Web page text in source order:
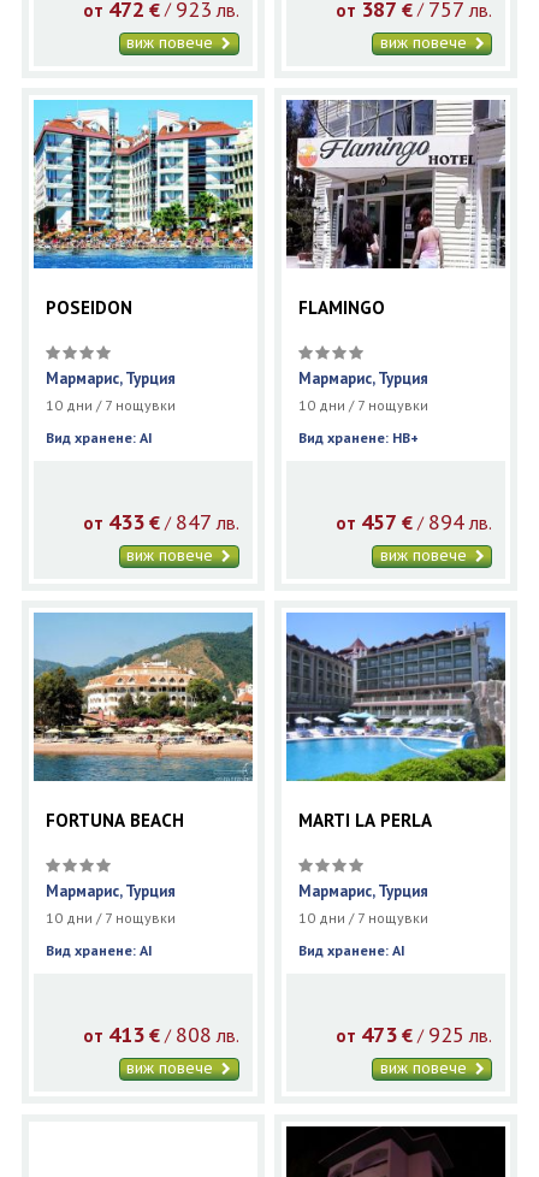
от 472 €/ 923 лв.
виж повече
от 387 € / 757 лв.
виж повече
POSEIDON
Мармарис, Турция
10 дни / 7 нощувки
Вид хранене: AI
от 433 €/ 847 лв.
виж повече
FLAMINGO
Мармарис, Турция
10 дни / 7 нощувки
Вид хранене: HB+
от 457 € / 894 лв.
виж повече
FORTUNA BEACH
Мармарис, Турция
10 дни / 7 нощувки
Вид хранене: AI
от 413 €/ 808 лв.
виж повече
MARTI LA PERLA
Мармарис, Турция
10 дни / 7 нощувки
Вид хранене: AI
от 473 € / 925 лв.
виж повече